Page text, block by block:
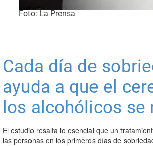
Foto: La Prensa
Cada día de
ayuda a que el
los alcohólicos se
El estudio resalta lo esencial que un
las personas en los primeros días de